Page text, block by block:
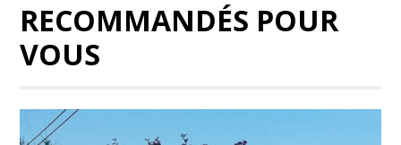
RECOMMANDÉS POUR
VOUS